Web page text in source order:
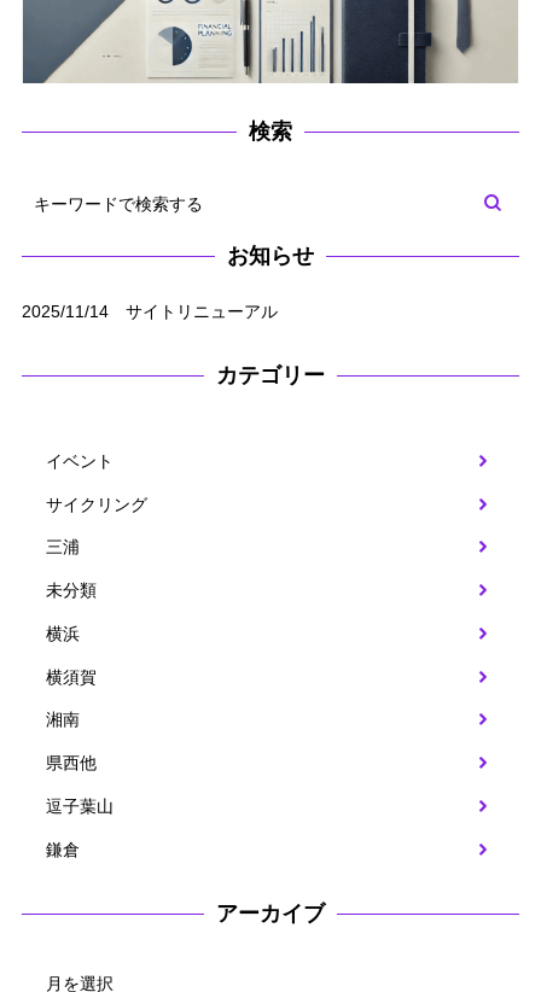
検索
お知らせ
2025/11/14 サイトリニューアル
カテゴリー
イベント
サイクリング
三浦
未分類
横浜
横須賀
湘南
県西他
逗子葉山
鎌倉
アーカイブ